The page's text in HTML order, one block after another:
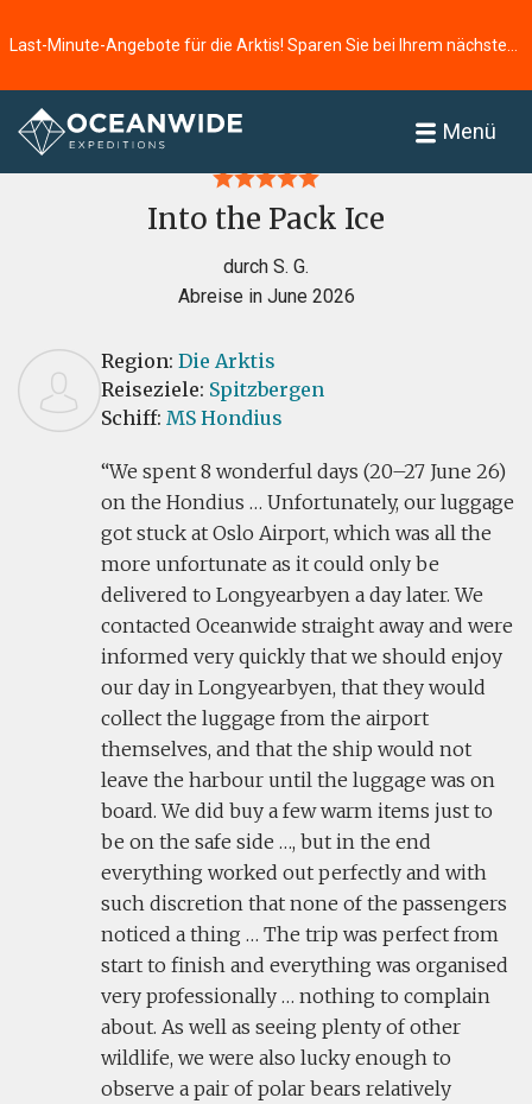
Menü
Startseite
Into the Pack Ice
durch S. G.
Abreise in June 2026
Region: Die Arktis
Reiseziele: Spitzbergen
Schiff: MS Hondius
We spent 8 wonderful days (20–27 June 26)
on the Hondius … Unfortunately, our luggage
got stuck at Oslo Airport, which was all the
more unfortunate as it could only be
delivered to Longyearbyen a day later. We
contacted Oceanwide straight away and were
informed very quickly that we should enjoy
our day in Longyearbyen, that they would
collect the luggage from the airport
themselves, and that the ship would not
leave the harbour until the luggage was on
board. We did buy a few warm items just to
be on the safe side …, but in the end
everything worked out perfectly and with
such discretion that none of the passengers
noticed a thing … The trip was perfect from
start to finish and everything was organised
very professionally … nothing to complain
about. As well as seeing plenty of other
wildlife, we were also lucky enough to
observe a pair of polar bears relatively